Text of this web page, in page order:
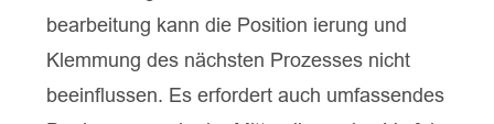
bearbeitung kann die Position ierung und
Klemmung des nächsten Prozesses nicht
beeinflussen. Es erfordert auch umfassendes